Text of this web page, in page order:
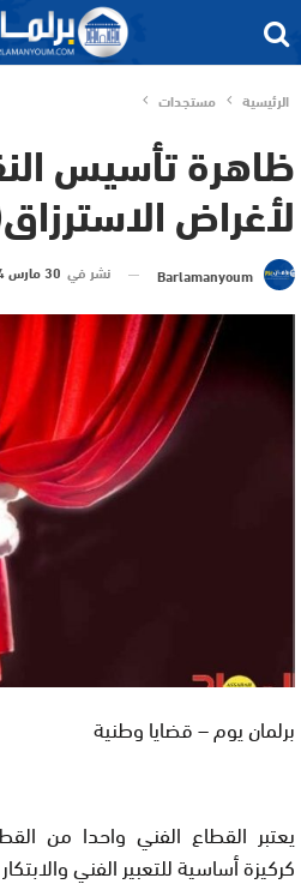
الرئيسية مستجدات
ظاهرة تأسيس
لأغراض
Barlamanyoum نشر في 30 مارس 2024 الساعة 1 و 51 دقيقة
برلمان يوم – قضايا وطنية
يعتبر القطاع الفني واحدا من
كركيزة أساسية للتعبير الفني